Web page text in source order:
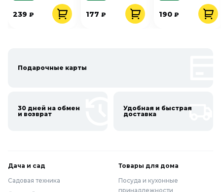
239 ₽ 177 ₽ 190 ₽
Подарочные карты
30 дней на обмен
и возврат
Удобная и быстрая
доставка
Дача и сад
Садовая техника
Товары для дома
Посуда и кухонные
принадлежности